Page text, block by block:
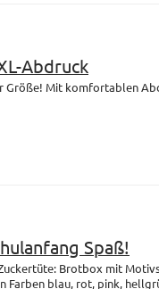
Abdruck
Größe! Mit komfortablen
Spaß!
Zuckertüte: Brotbox mit
Farben blau, rot, pink,